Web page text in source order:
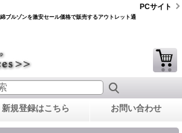
ブルゾンを激安セール価格で販売するアウトレット通
PCサイト
新規登録はこちら お問い合わせ